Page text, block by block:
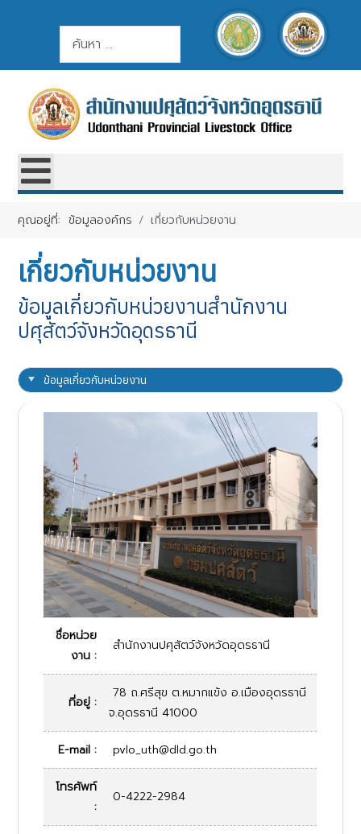
การค้นหา
คุณอยู่ที่:ข้อมูลองค์กร เกี่ยวกับหน่วยงาน
เกี่ยวกับหน่วยงาน
ข้อมูลเกี่ยวกับหน่วยงานสำนักงาน
ปศุสัตว์จังหวัดอุดรธานี
ข้อมูลเกี่ยวกับหน่วยงาน
ชื่อหน่วย
งาน :
สำนักงานปศุสัตว์จังหวัดอุดรธานี
ที่อยู่ :
78 ถ.ศรีสุข ต.หมากแข้ง อ.เมืองอุดรธานี
จ.อุดรธานี 41000
E-mail : pvlo_uth@dld.go.th
โทรศัพท์
:
0-4222-2984